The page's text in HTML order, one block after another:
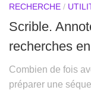
RECHERCHE /
Scrible.
recherches
Combien de fois
préparer une